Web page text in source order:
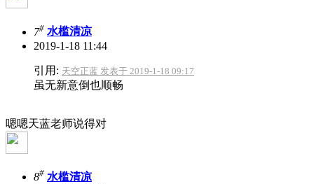
7# 水槛清凉
2019-1-18 11:44
引用: 天空正蓝 发表于 2019-1-18 09:17
虽无新意倒也顺畅
嗯嗯天蓝老师说得对
8# 水槛清凉